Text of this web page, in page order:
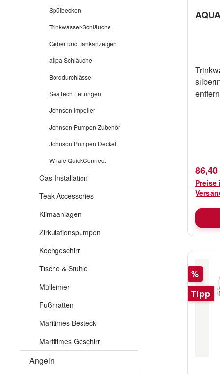
Spülbecken
Trinkwasser-Schläuche
Geber und Tankanzeigen
allpa Schläuche
Borddurchlässe
SeaTech Leitungen
Johnson Impeller
Johnson Pumpen Zubehör
Johnson Pumpen Deckel
Whale QuickConnect
Gas-Installation
Teak Accessories
Klimaanlagen
Zirkulationspumpen
Kochgeschirr
Tische & Stühle
Mülleimer
Fußmatten
Maritimes Besteck
Martitimes Geschirr
Angeln
damit
Druck
nach
86,40
Preise
Rabatt
%
Tipp